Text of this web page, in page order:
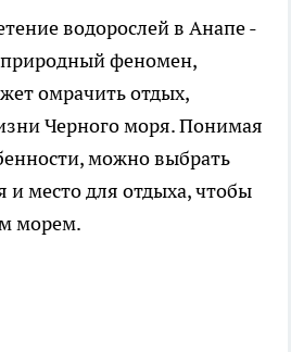
водорослей в Анапе -
феномен,
омрачить отдых,
Черного моря. Понимая
можно выбрать
и место для отдыха, чтобы
морем.